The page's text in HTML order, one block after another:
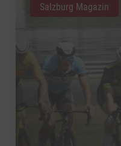
Salzburg Magazin